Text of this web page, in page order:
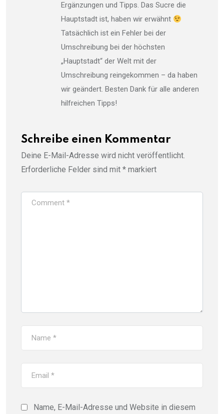
Ergänzungen und Tipps. Das Sucre die
Hauptstadt ist, haben wir erwähnt
Tatsächlich ist ein Fehler bei der
Umschreibung bei der höchsten
„Hauptstadt“ der Welt mit der
Umschreibung reingekommen – da haben
wir geändert. Besten Dank für alle anderen
hilfreichen Tipps!
Schreibe einen Kommentar
Deine E-Mail-Adresse wird nicht veröffentlicht.
Erforderliche Felder sind mit * markiert
Name, E-Mail-Adresse und Website in diesem